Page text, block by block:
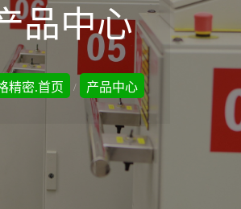
品中心
精密.首页 / 产品中心